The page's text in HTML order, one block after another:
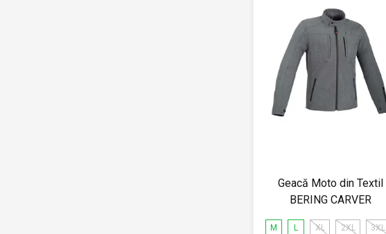
Geacă Moto din Textil
BERING CARVER
M L XL 2XL 3XL